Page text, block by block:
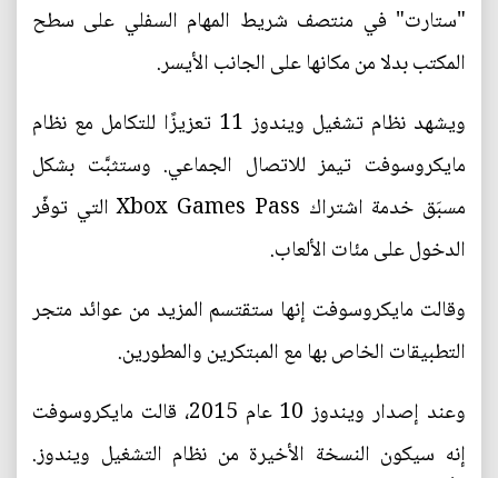
"ستارت" في منتصف شريط المهام السفلي على سطح
المكتب بدلا من مكانها على الجانب الأيسر.
ويشهد نظام تشغيل ويندوز 11 تعزيزًا للتكامل مع نظام
مايكروسوفت تيمز للاتصال الجماعي. وستثبَّت بشكل
مسبَق خدمة اشتراك Xbox Games Pass التي توفّر
الدخول على مئات الألعاب.
وقالت مايكروسوفت إنها ستقتسم المزيد من عوائد متجر
التطبيقات الخاص بها مع المبتكرين والمطورين.
وعند إصدار ويندوز 10 عام 2015، قالت مايكروسوفت
إنه سيكون النسخة الأخيرة من نظام التشغيل ويندوز.